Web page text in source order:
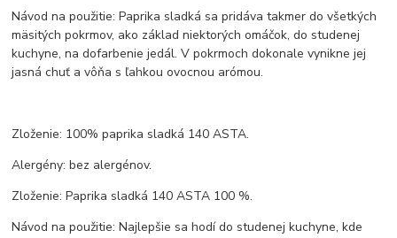
Návod na použitie: Paprika sladká sa pridáva takmer do všetkých
mäsitých pokrmov, ako základ niektorých omáčok, do studenej
kuchyne, na dofarbenie jedál. V pokrmoch dokonale vynikne jej
jasná chuť a vôňa s ľahkou ovocnou arómou.
Zloženie: 100% paprika sladká 140 ASTA.
Alergény: bez alergénov.
Zloženie: Paprika sladká 140 ASTA 100 %.
Návod na použitie: Najlepšie sa hodí do studenej kuchyne, kde